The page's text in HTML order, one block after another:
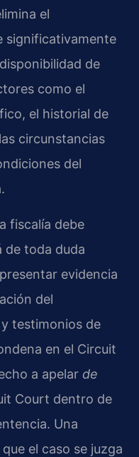
el
significativamente
de
como el
el historial de
circunstancias
del
fiscalía debe
de toda duda
evidencia
del
testimonios de
en el Circuit
a apelar de
Court dentro de
Una
el caso se juzga